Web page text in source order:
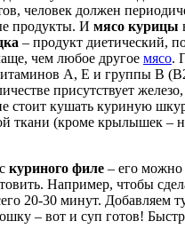
человек должен
продукты. И мясо курицы
– продукт диетический,
чем любое другое мясо.
А, Е и группы В
присутствует
стоит кушать куриную
ткани (кроме крылышек –
куриного филе – его можно
Например, чтобы
20-30 минут. Добавляем
– вот и суп готов!